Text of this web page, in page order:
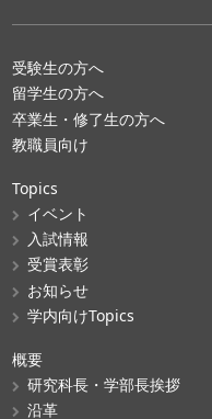
受験生の方へ
留学生の方へ
卒業生・修了生の方へ
教職員向け
Topics
イベント
入試情報
受賞表彰
お知らせ
学内向けTopics
概要
研究科長・学部長挨拶
沿革